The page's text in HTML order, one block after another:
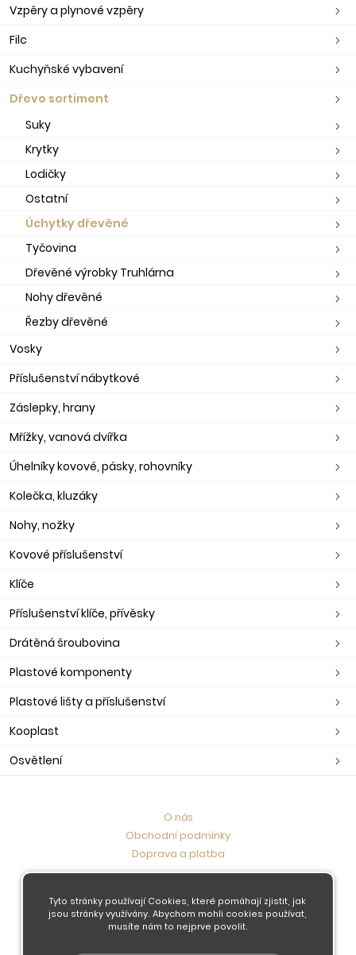
Vzpěry a plynové vzpěry
Filc
Kuchyňské vybavení
Dřevo sortiment
Suky
Krytky
Lodičky
Ostatní
Úchytky dřevěné
Tyčovina
Dřevěné výrobky Truhlárna
Nohy dřevěné
Řezby dřevěné
Vosky
Příslušenství nábytkové
Záslepky, hrany
Mřížky, vanová dvířka
Úhelníky kovové, pásky, rohovníky
Kolečka, kluzáky
Nohy, nožky
Kovové příslušenství
Klíče
Příslušenství klíče, přívěsky
Drátěná šroubovina
Plastové komponenty
Plastové lišty a příslušenství
Kooplast
Osvětlení
O nás
Obchodní podmínky
Doprava a platba
Kontaktujte nás
Tyto stránky používají Cookies, které pomáhají zjistit, jak
jsou stránky využívány. Abychom mohli cookies používat,
musíte nám to nejprve povolit.